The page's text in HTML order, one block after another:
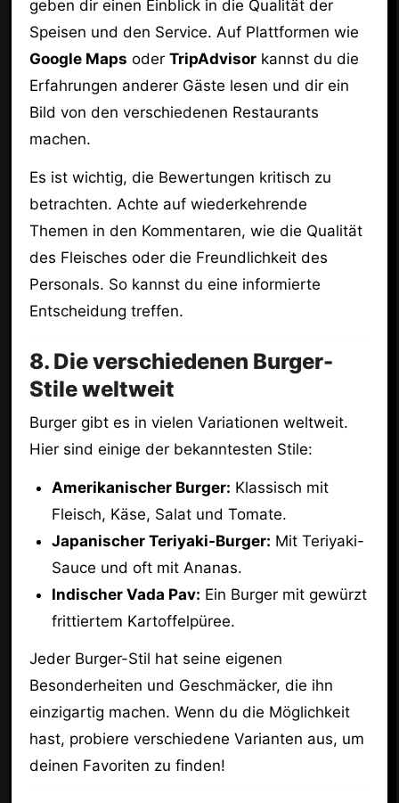
geben dir einen Einblick in die Qualität der
Speisen und den Service. Auf Plattformen wie
Google Maps oder TripAdvisorkannst du die
Erfahrungen anderer Gäste lesen und dir ein
Bild von den verschiedenen Restaurants
machen.
Es ist wichtig, die Bewertungen kritisch zu
betrachten. Achte auf wiederkehrende
Themen in den Kommentaren, wie die Qualität
des Fleisches oder die Freundlichkeit des
Personals. So kannst du eine informierte
Entscheidung treffen.
8. Die verschiedenen Burger-
Stile weltweit
Burger gibt es in vielen Variationen weltweit.
Hier sind einige der bekanntesten Stile:
Amerikanischer Burger: Klassisch mit
Fleisch, Käse, Salat und Tomate.
Japanischer Teriyaki-Burger: Mit Teriyaki-
Sauce und oft mit Ananas.
Indischer Vada Pav: Ein Burger mit gewürzt
frittiertem Kartoffelpüree.
Jeder Burger-Stil hat seine eigenen
Besonderheiten und Geschmäcker, die ihn
einzigartig machen. Wenn du die Möglichkeit
hast, probiere verschiedene Varianten aus, um
deinen Favoriten zu finden!